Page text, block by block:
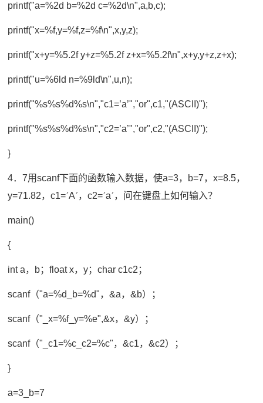
printf("a=%2d b=%2d c=%2d\n",a,b,c);
printf("x=%f,y=%f,z=%f\n",x,y,z);
printf("x+y=%5.2f y+z=%5.2f z+x=%5.2f\n",x+y,y+z,z+x);
printf("u=%6ld n=%9ld\n",u,n);
printf("%s%s%d%s\n","c1=’a’","or",c1,"(ASCII)");
printf("%s%s%d%s\n","c2=’a’","or",c2,"(ASCII)");
}
4．7用scanf下面的函数输入数据，使a=3，b=7，x=8.5，
y=71.82，c1=ˊAˊ，c2=ˊaˊ，问在键盘上如何输入？
main()
{
int a，b；float x，y；char c1c2；
scanf（"a=%d_b=%d"，&a，&b）；
scanf（"_x=%f_y=%e",&x，&y）；
scanf（"_c1=%c_c2=%c"，&c1，&c2）；
}
a=3_b=7